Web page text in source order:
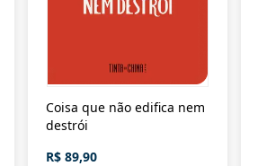
Coisa que não edifica nem
destrói
R$ 89,90